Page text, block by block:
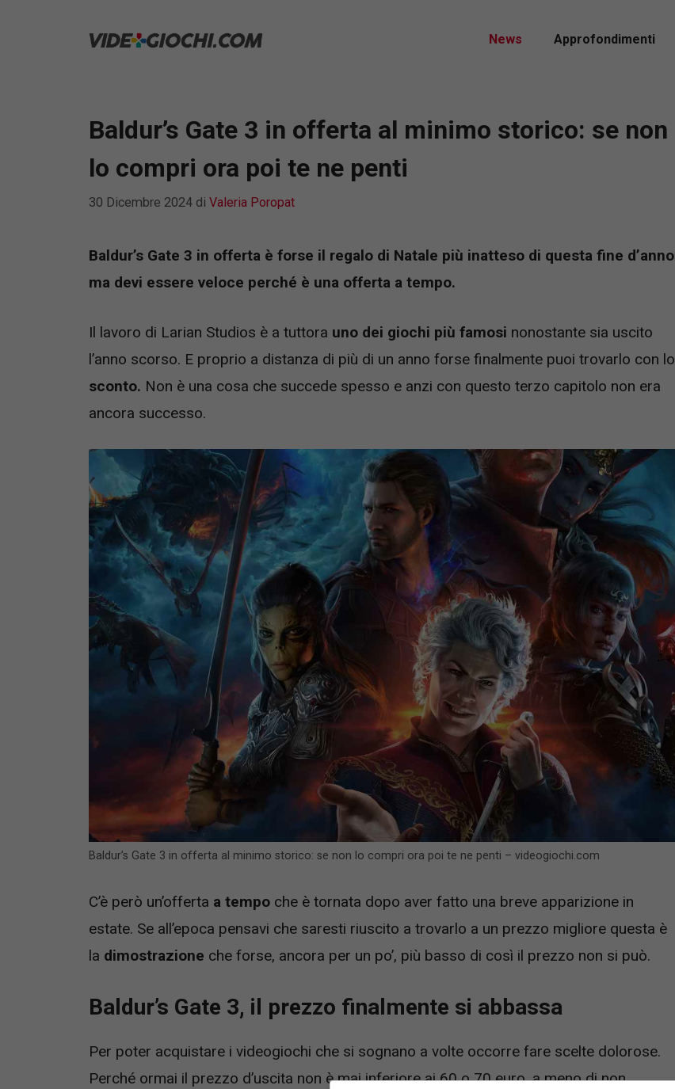
News Approfondimenti
Baldur’s Gate 3 in offerta al minimo storico: se non
lo compri ora poi te ne penti
30 Dicembre 2024 di Valeria Poropat
Baldur’s Gate 3 in offerta è forse il regalo di Natale più inatteso di questa fine
ma devi essere veloce perché è una offerta a tempo.
Il lavoro di Larian Studios è a tuttora uno dei giochi più famosi nonostante sia uscito
l’anno scorso. E proprio a distanza di più di un anno forse finalmente puoi trovarlo con lo
sconto. Non è una cosa che succede spesso e anzi con questo terzo capitolo non era
ancora successo.
Baldur’s Gate 3 in offerta al minimo storico: se non lo compri ora poi te ne penti – videogiochi.com
C’è però un’offerta a tempo che è tornata dopo aver fatto una breve apparizione in
estate. Se all’epoca pensavi che saresti riuscito a trovarlo a un prezzo migliore questa è
la dimostrazione che forse, ancora per un po’, più basso di così il prezzo non si può.
Baldur’s Gate 3, il prezzo finalmente si abbassa
Per poter acquistare i videogiochi che si sognano a volte occorre fare scelte dolorose.
Perché ormai il prezzo d’uscita non è mai inferiore ai 60 o 70 euro, a meno di non